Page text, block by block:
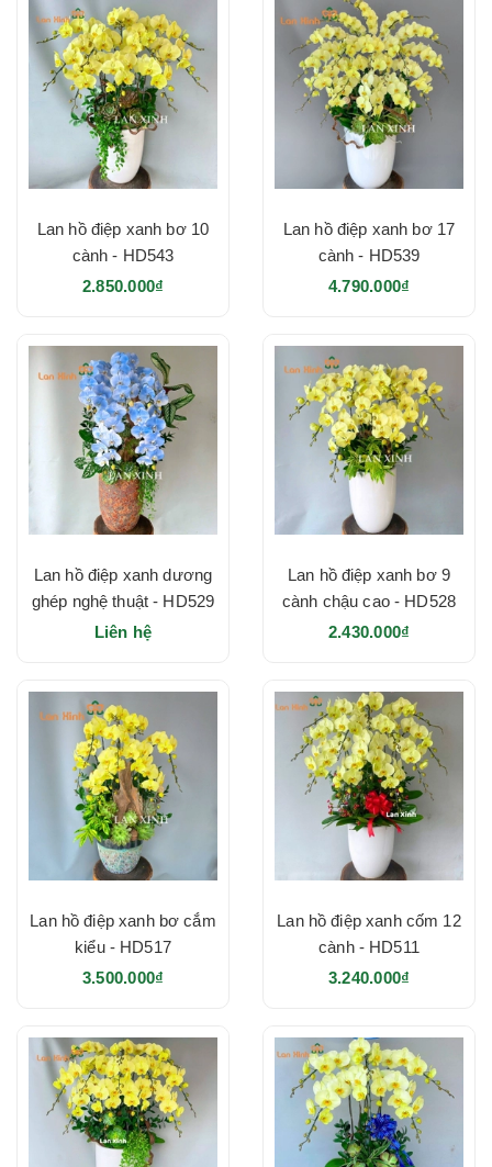
Lan hồ điệp xanh bơ 10
cành - HD543
2.850.000₫
Lan hồ điệp xanh bơ 17
cành - HD539
4.790.000₫
Lan hồ điệp xanh dương
ghép nghệ thuật - HD529
Liên hệ
Lan hồ điệp xanh bơ 9
cành chậu cao - HD528
2.430.000₫
Lan hồ điệp xanh bơ cắm
kiểu - HD517
3.500.000₫
Lan hồ điệp xanh cốm 12
cành - HD511
3.240.000₫